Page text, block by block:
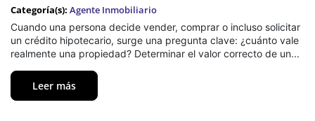
Categoría(s): Agente Inmobiliario
Cuando una persona decide vender, comprar o incluso solicitar
un crédito hipotecario, surge una pregunta clave: ¿cuánto vale
realmente una propiedad? Determinar el valor correcto de un...
Leer más